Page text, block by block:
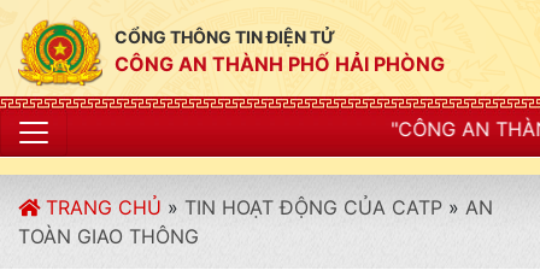
CỔNG THÔNG TIN ĐIỆN TỬ
CÔNG AN THÀNH PHỐ HẢI PHÒNG
"CÔNG AN THÀNH PHỐ HẢI
TRANG CHỦ » TIN HOẠT ĐỘNG CỦA CATP » AN
TOÀN GIAO THÔNG